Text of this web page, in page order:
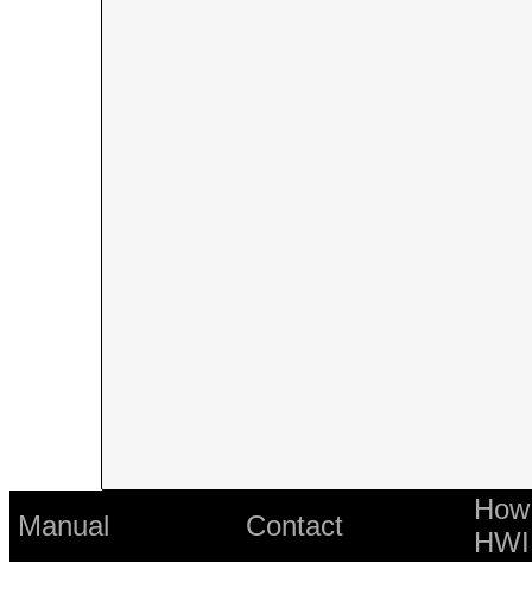
Manual Contact